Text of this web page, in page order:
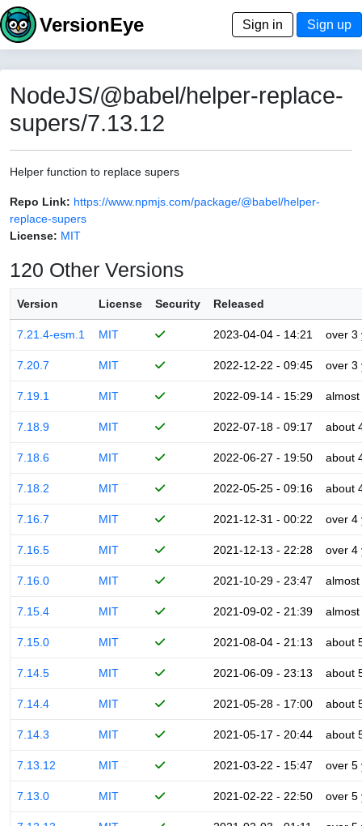
VersionEye Sign in Sign up
NodeJS/@babel/helper-replace-
supers/7.13.12
Helper function to replace supers
Repo Link: https://www.npmjs.com/package/@babel/helper-
replace-supers
License: MIT
120 Other Versions
Version License Security Released
7.21.4-esm.1 MIT 2023-04-04 - 14:21 over 3
7.20.7 MIT 2022-12-22 - 09:45 over 3
7.19.1 MIT 2022-09-14 - 15:29
7.18.9 MIT 2022-07-18 - 09:17 about
7.18.6 MIT 2022-06-27 - 19:50 about
7.18.2 MIT 2022-05-25 - 09:16 about
7.16.7 MIT 2021-12-31 - 00:22 over 4
7.16.5 MIT 2021-12-13 - 22:28 over 4
7.16.0 MIT 2021-10-29 - 23:47
7.15.4 MIT 2021-09-02 - 21:39
7.15.0 MIT 2021-08-04 - 21:13 about
7.14.5 MIT 2021-06-09 - 23:13 about
7.14.4 MIT 2021-05-28 - 17:00 about
7.14.3 MIT 2021-05-17 - 20:44 about
7.13.12 MIT 2021-03-22 - 15:47 over 5
7.13.0 MIT 2021-02-22 - 22:50 over 5